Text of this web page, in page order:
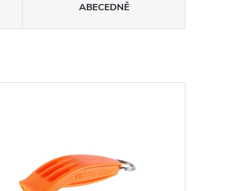
ABECEDNĚ